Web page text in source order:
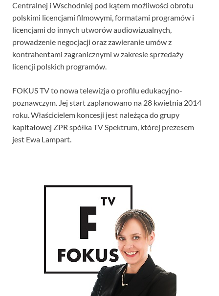
Centralnej i Wschodniej pod kątem możliwości obrotu
polskimi licencjami filmowymi, formatami programów i
licencjami do innych utworów audiowizualnych,
prowadzenie negocjacji oraz zawieranie umów z
kontrahentami zagranicznymi w zakresie sprzedaży
licencji polskich programów.
FOKUS TV to nowa telewizja o profilu edukacyjno-
poznawczym. Jej start zaplanowano na 28 kwietnia 2014
roku. Właścicielem koncesji jest należąca do grupy
kapitałowej ZPR spółka TV Spektrum, której prezesem
jest Ewa Lampart.